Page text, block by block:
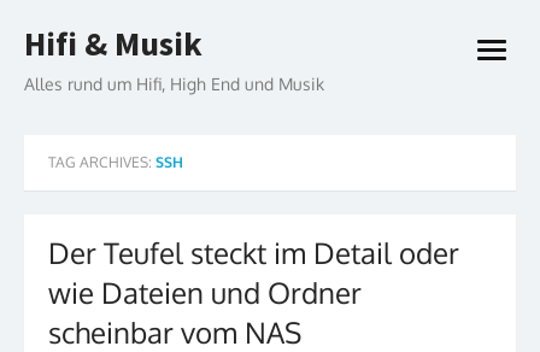
to
Hifi & Musik
Alles rund um Hifi, High End und Musik
open
TAG ARCHIVES: SSH
Der Teufel steckt im Detail oder
wie Dateien und Ordner
scheinbar vom NAS